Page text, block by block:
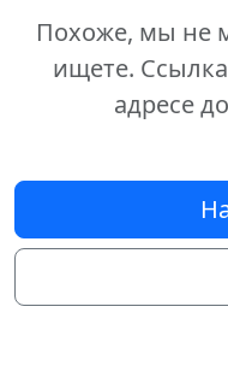
Похоже, мы не
ищете.
адресе